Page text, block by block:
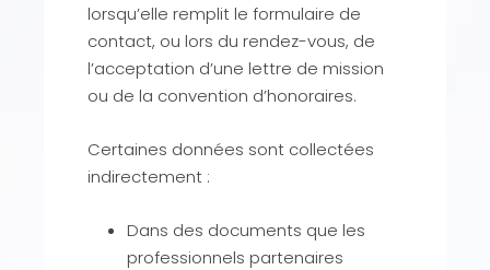
lorsqu’elle remplit le formulaire de
contact, ou lors du rendez-vous, de
l’acceptation d’une lettre de mission
ou de la convention d’honoraires.
Certaines données sont collectées
indirectement :
Dans des documents que les
professionnels partenaires